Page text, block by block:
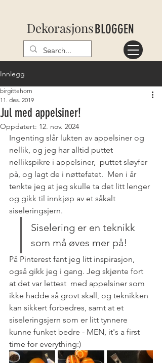
DekorasjonsBLOGGEN
Innlegg
Jul med appelsiner!
birgittehorn
11. des. 2019
Oppdatert: 12. nov. 2024
Ingenting slår lukten av appelsiner og
nellik, og jeg har alltid puttet
nellikspikre i appelsiner,  puttet sløyfer
på, og lagt de i nøttefatet.  Men i år
tenkte jeg at jeg skulle ta det litt lenger
og gikk til innkjøp av et såkalt
siseleringsjern.
Siselering er en teknikk
som må øves mer på!
På Pinterest fant jeg litt inspirasjon,
også gikk jeg i gang. Jeg skjønte fort
at det var lettest  med appelsiner som
ikke hadde så grovt skall, og teknikken
kan sikkert forbedres, samt at et
siseleringsjern som er litt tynnere
kunne funket bedre - MEN, it's a first
time for everything:)